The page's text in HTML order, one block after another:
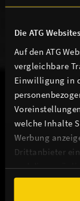
Die ATG
Auf den ATG
vergleichbare
Einwilligung in
welche Inhalte
Werbung
Drittanbieter
und diese
führen. Weitere
Weitere
THEATER /
TICKETS